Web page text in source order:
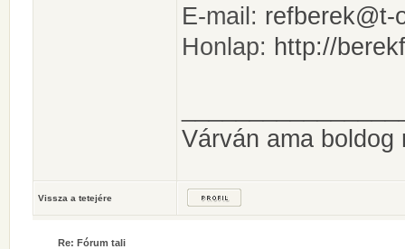
E-mail: refberek@t-
Honlap: http://
Várván ama boldog
Vissza a tetejére
Re: Fórum tali